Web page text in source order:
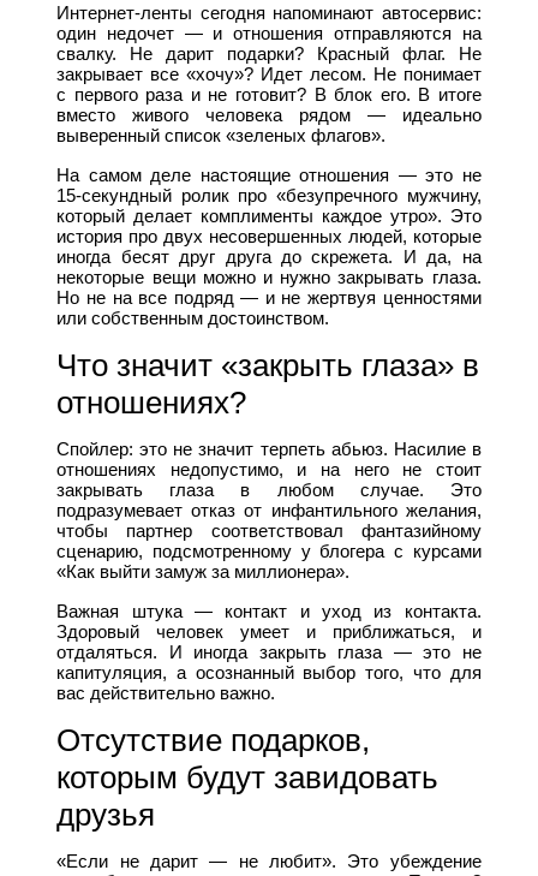
Интернет-ленты сегодня напоминают автосервис:
один недочет — и отношения отправляются на
свалку. Не дарит подарки? Красный флаг. Не
закрывает все «хочу»? Идет лесом. Не понимает
с первого раза и не готовит? В блок его. В итоге
вместо живого человека рядом — идеально
выверенный список «зеленых флагов».
На самом деле настоящие отношения — это не
15-секундный ролик про «безупречного мужчину,
который делает комплименты каждое утро». Это
история про двух несовершенных людей, которые
иногда бесят друг друга до скрежета. И да, на
некоторые вещи можно и нужно закрывать глаза.
Но не на все подряд — и не жертвуя ценностями
или собственным достоинством.
Что значит «закрыть глаза» в
отношениях?
Спойлер: это не значит терпеть абьюз. Насилие в
отношениях недопустимо, и на него не стоит
закрывать глаза в любом случае. Это
подразумевает отказ от инфантильного желания,
чтобы партнер соответствовал фантазийному
сценарию, подсмотренному у блогера с курсами
«Как выйти замуж за миллионера».
Важная штука — контакт и уход из контакта.
Здоровый человек умеет и приближаться, и
отдаляться. И иногда закрыть глаза — это не
капитуляция, а осознанный выбор того, что для
вас действительно важно.
Отсутствие подарков,
которым будут завидовать
друзья
«Если не дарит — не любит». Это убеждение